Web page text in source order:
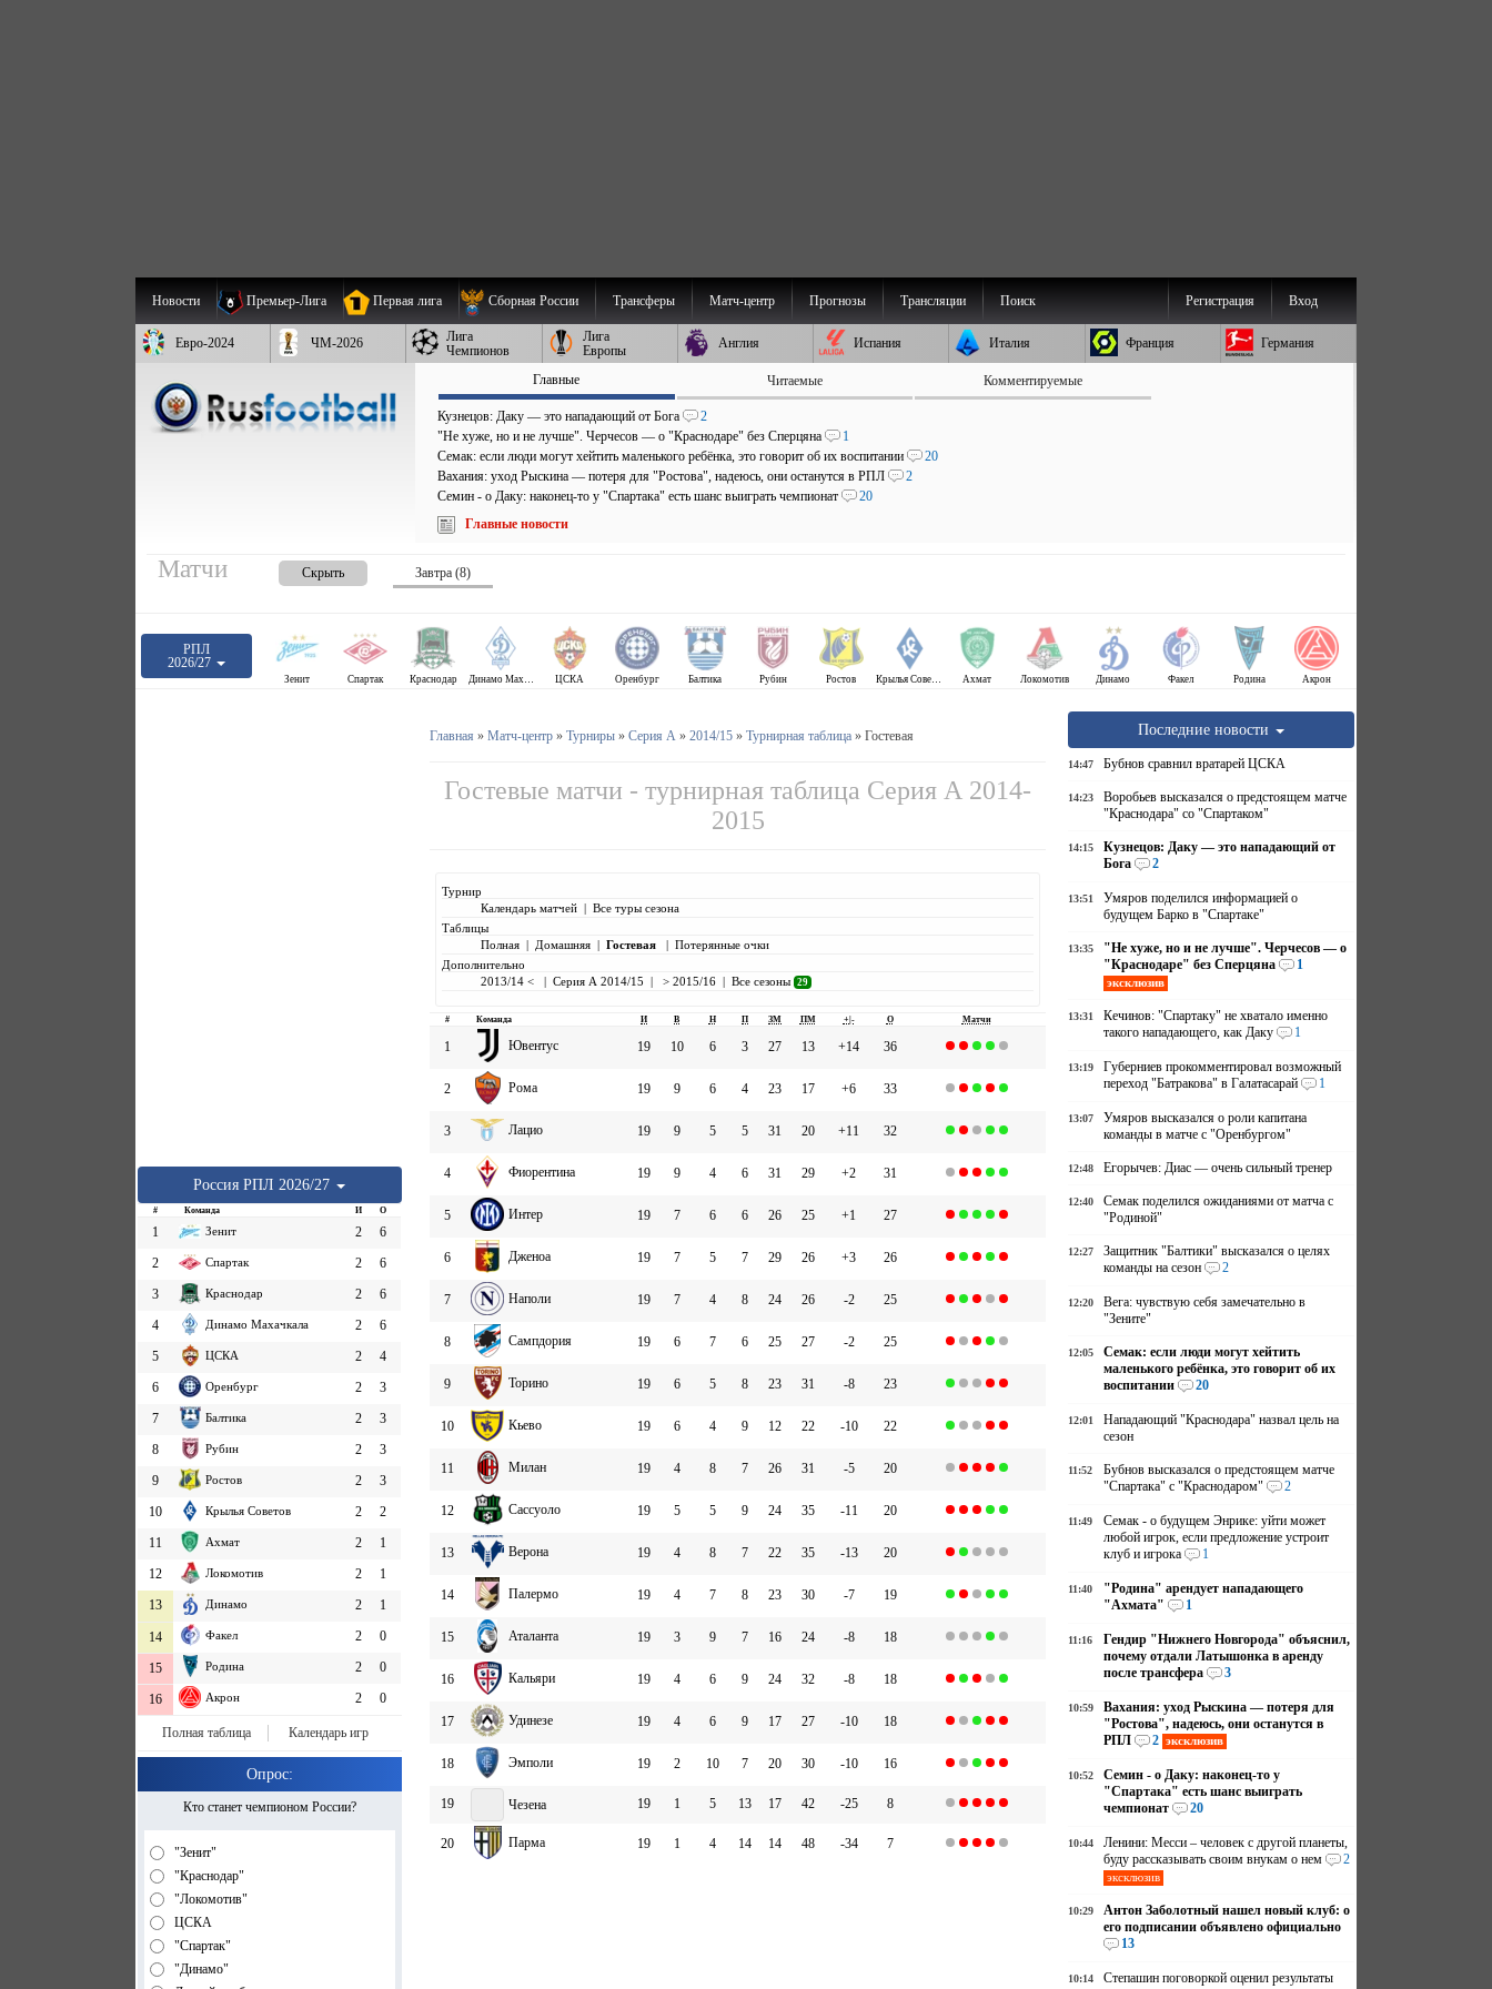
Новости Премьер-Лига Первая лига Сборная России Трансферы Матч-центр Прогнозы Трансляции Поиск Вход
Регистрация
Евро-2024 ЧМ-2026
Лига
Чемпионов
Лига
Европы
Англия Испания Италия Франция Германия
Главные Читаемые Комментируемые
Кузнецов: Даку — это нападающий от Бога
2
"Не хуже, но и не лучше". Черчесов — о "Краснодаре" без Сперцяна
1
Семак: если люди могут хейтить маленького ребёнка, это говорит об их воспитании
20
Вахания: уход Рыскина — потеря для "Ростова", надеюсь, они останутся в РПЛ
2
Семин - о Даку: наконец-то у "Спартака" есть шанс выиграть чемпионат
20
Главные новости
Матчи Скрыть Завтра (8)
РПЛ
2026/27
Зенит Спартак Краснодар Динамо Махачкала ЦСКА Оренбург Балтика Рубин Ростов Крылья Советов Ахмат Локомотив Динамо Факел Родина Акрон
Россия РПЛ 2026/27
# Команда И О
1 Зенит 2
6
2
Спартак 2
6
3
Краснодар 2
6
4
Динамо Махачкала 2
6
5
ЦСКА 2
4
6
Оренбург 2
3
7
Балтика 2
3
8
Рубин 2
3
9
Ростов 2
3
10
Крылья Советов 2
2
11
Ахмат 2
1
12
Локомотив 2
1
13
Динамо 2 1
14 Факел 2 0
15 Родина 2 0
16 Акрон 2 0
Полная таблица Календарь игр
Опрос:
Кто станет чемпионом России?
"Зенит"
"Краснодар"
"Локомотив"
ЦСКА
"Спартак"
"Динамо"
Главная » Матч-центр» Турниры» Серия А» 2014/15» Турнирная таблица» Гостевая
Гостевые матчи - турнирная таблица Серия А 2014-
2015
Турнир
Календарь матчей| Все туры сезона
Таблицы
Полная| Домашняя| Гостевая | Потерянные очки
Дополнительно
2013/14 <
| Серия А 2014/15 | > 2015/16| Все сезоны 29
# Команда И В Н П ЗМ ПМ +|- О Матчи
1 Ювентус 19 10 6 3 27 13 +14 36
2 Рома 19 9 6 4 23 17 +6 33
3 Лацио 19 9 5 5 31 20 +11 32
4 Фиорентина 19 9 4 6 31 29 +2 31
5 Интер 19 7 6 6 26 25 +1 27
6 Дженоа 19 7 5 7 29 26 +3 26
7 Наполи 19 7 4 8 24 26 -2 25
8 Сампдория 19 6 7 6 25 27 -2 25
9 Торино 19 6 5 8 23 31 -8 23
10 Кьево 19 6 4 9 12 22 -10 22
11 Милан 19 4 8 7 26 31 -5 20
12 Сассуоло 19 5 5 9 24 35 -11 20
13 Верона 19 4 8 7 22 35 -13 20
14 Палермо 19 4 7 8 23 30 -7 19
15 Аталанта 19 3 9 7 16 24 -8 18
16 Кальяри 19 4 6 9 24 32 -8 18
17 Удинезе 19 4 6 9 17 27 -10 18
18 Эмполи 19 2 10 7 20 30 -10 16
19 Чезена 19 1 5 13 17 42 -25 8
20 Парма 19 1 4 14 14 48 -34 7
Последние новости
14:47 Бубнов сравнил вратарей ЦСКА
14:23
Воробьев высказался о предстоящем матче
"Краснодара" со "Спартаком"
14:15
Кузнецов: Даку — это нападающий от
Бога
2
13:51
Умяров поделился информацией о
будущем Барко в "Спартаке"
13:35
"Не хуже, но и не лучше". Черчесов — о
"Краснодаре" без Сперцяна
1
эксклюзив
13:31
Кечинов: "Спартаку" не хватало именно
такого нападающего, как Даку
1
13:19
Губерниев прокомментировал возможный
переход "Батракова" в Галатасарай
1
13:07
Умяров высказался о роли капитана
команды в матче с "Оренбургом"
12:48 Егорычев: Диас — очень сильный тренер
12:40
Семак поделился ожиданиями от матча с
"Родиной"
12:27
Защитник "Балтики" высказался о целях
команды на сезон
2
12:20
Вега: чувствую себя замечательно в
"Зените"
12:05
Семак: если люди могут хейтить
маленького ребёнка, это говорит об их
воспитании
20
12:01
Нападающий "Краснодара" назвал цель на
сезон
11:52
Бубнов высказался о предстоящем матче
"Спартака" с "Краснодаром"
2
11:49
Семак - о будущем Энрике: уйти может
любой игрок, если предложение устроит
клуб и игрока
1
11:40
"Родина" арендует нападающего
"Ахмата"
1
11:16
Гендир "Нижнего Новгорода" объяснил,
почему отдали Латышонка в аренду
после трансфера
3
10:59
Вахания: уход Рыскина — потеря для
"Ростова", надеюсь, они останутся в
РПЛ
2 эксклюзив
10:52
Семин - о Даку: наконец-то у
"Спартака" есть шанс выиграть
чемпионат
20
10:44
Ленини: Месси – человек с другой планеты,
буду рассказывать своим внукам о нем
2
эксклюзив
10:29
Антон Заболотный нашел новый клуб: о
его подписании объявлено официально
13
10:14
Степашин поговоркой оценил результаты